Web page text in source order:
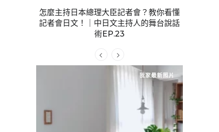
怎麼主持日本總理大臣記者會？教你看懂
記者會日文！｜中日文主持人的舞台說話
術EP.23
我家最新照片